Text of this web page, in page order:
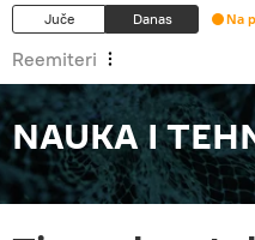
Juče Danas Na
Reemiteri
NAUKA I